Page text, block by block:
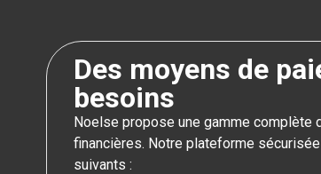
Des moyens de
besoins
Noelse propose une gamme
financières. Notre plateforme
suivants :